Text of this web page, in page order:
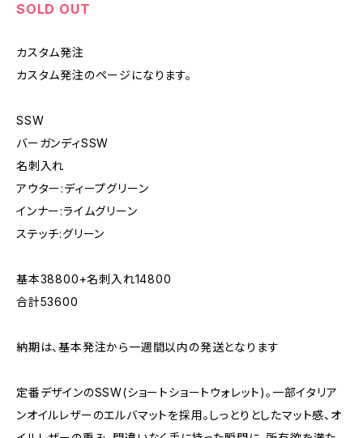
SOLD OUT
カスタム発注
カスタム発注のページになります。
SSW
バーガンディSSW
名刺入れ
アウター:ディープグリーン
インナー:ライムグリーン
ステッチ:グリーン
基本38800+名刺入れ14800
合計53600
納期は、基本発注から一週間以内の発送となります
定番デザインのSSW(ショートショートウォレット)。一部イタリア
ンオイルレザーのエルバマットを採用。しっとりとしたマット感、オ